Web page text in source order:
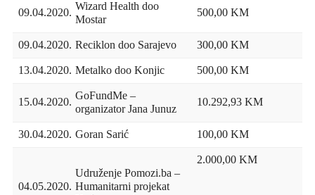
09.04.2020. Wizard Health doo
Mostar
500,00 KM
09.04.2020. Reciklon doo Sarajevo
300,00 KM
13.04.2020. Metalko doo Konjic 500,00 KM
15.04.2020. GoFundMe –
organizator Jana Junuz
10.292,93 KM
30.04.2020. Goran Sarić 100,00 KM
04.05.2020.
Udruženje Pomozi.ba –
Humanitarni projekat
2.000,00 KM